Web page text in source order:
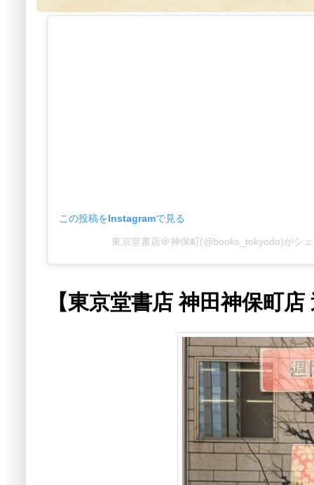
この投稿をInstagramで見る
東京堂書店＠神保町(@books_tokyodo)がシ
【東京堂書店 神田神保町